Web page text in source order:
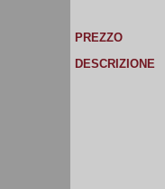
PREZZO
DESCRIZIONE